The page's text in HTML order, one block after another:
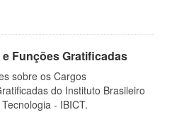
Funções Gratificadas
sobre os Cargos
do Instituto Brasileiro
- IBICT.